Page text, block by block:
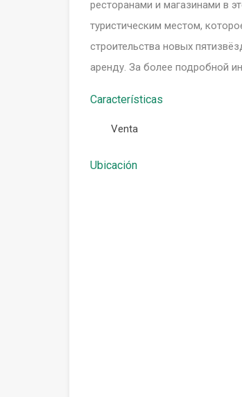
ресторанами и магазинами в
туристическим местом,
строительства новых
аренду. За более подробной
Características
Venta
Ubicación